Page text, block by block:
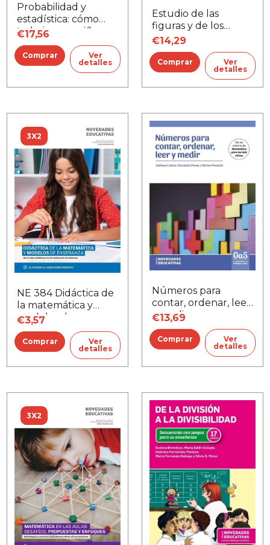
Probabilidad y
estadística: cómo
trabajar con niños y
jóvenes
€17,56
Ver
detalles
Estudio de las
figuras y de los
cuerpos
geométricos, El
€14,29
Ver
detalles
3X2
NE 384 Didáctica de
la matemática y
modelos de
enseñanza
€3,57
Ver
detalles
Números para
contar, ordenar, leer
y medir
€13,69
Ver
detalles
3X2